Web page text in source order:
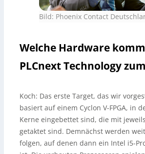
Bild: Phoenix Contact
Welche Hardware
PLCnext Technology
Koch: Das erste Target, das wir
basiert auf einem Cyclon V-FPGA, in
Kerne eingebettet sind, die mit
getaktet sind. Demnächst werden
folgen, auf denen dann ein Intel i5-